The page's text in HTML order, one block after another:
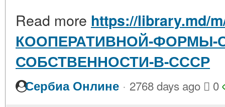
Read more https://library.md/
КООПЕРАТИВНОЙ-ФОРМЫ-
СОБСТВЕННОСТИ-В-СССР
Сербиа Онлине · 2768 days ago 0